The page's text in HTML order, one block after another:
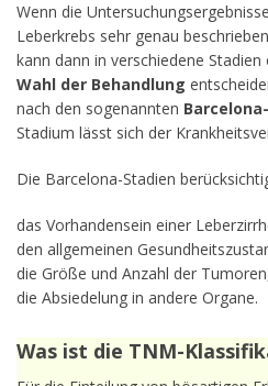
Wenn die
Leberkrebs sehr genau
kann dann in verschiedene
Wahl der Behandlung
nach den sogenannten
Stadium lässt sich der
Die Barcelona-Stadien
das Vorhandensein einer
den allgemeinen
die Größe und Anzahl der
die Absiedelung in andere Organe.
Was ist die TNM-